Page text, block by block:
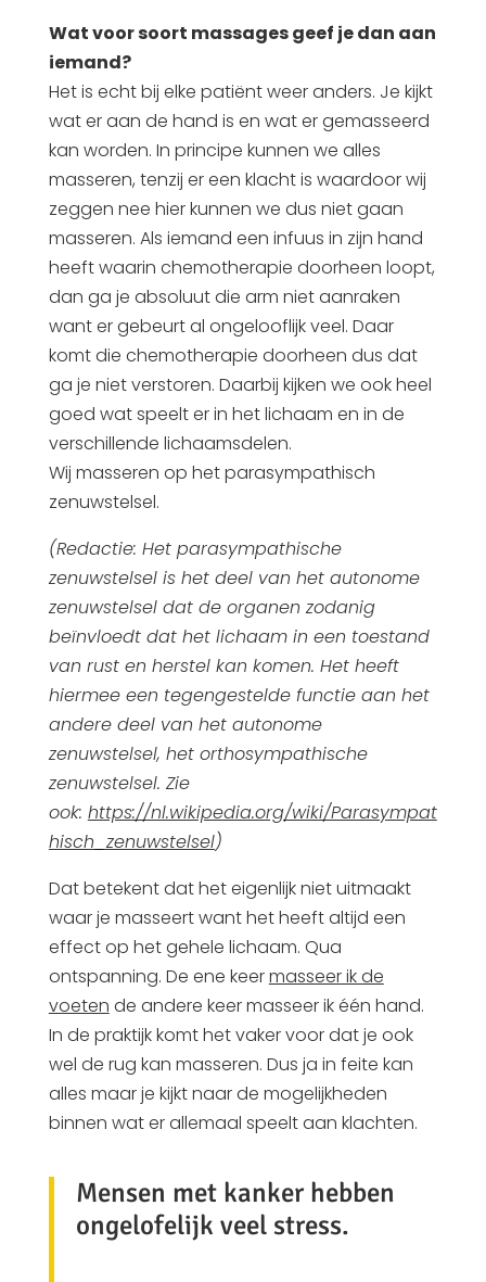
Wat voor soort massages geef je dan aan
iemand?
Het is echt bij elke patiënt weer anders. Je kijkt
wat er aan de hand is en wat er gemasseerd
kan worden. In principe kunnen we alles
masseren, tenzij er een klacht is waardoor wij
zeggen nee hier kunnen we dus niet gaan
masseren. Als iemand een infuus in zijn hand
heeft waarin chemotherapie doorheen loopt,
dan ga je absoluut die arm niet aanraken
want er gebeurt al ongelooflijk veel. Daar
komt die chemotherapie doorheen dus dat
ga je niet verstoren. Daarbij kijken we ook heel
goed wat speelt er in het lichaam en in de
verschillende lichaamsdelen.
Wij masseren op het parasympathisch
zenuwstelsel.
(Redactie: Het parasympathische
zenuwstelsel is het deel van het autonome
zenuwstelsel dat de organen zodanig
beïnvloedt dat het lichaam in een toestand
van rust en herstel kan komen. Het heeft
hiermee een tegengestelde functie aan het
andere deel van het autonome
zenuwstelsel, het orthosympathische
zenuwstelsel. Zie
ook: https://nl.wikipedia.org/wiki/Parasympat
hisch_zenuwstelsel)
Dat betekent dat het eigenlijk niet uitmaakt
waar je masseert want het heeft altijd een
effect op het gehele lichaam. Qua
ontspanning. De ene keermasseer ik de
voeten de andere keer masseer ik één hand.
In de praktijk komt het vaker voor dat je ook
wel de rug kan masseren. Dus ja in feite kan
alles maar je kijkt naar de mogelijkheden
binnen wat er allemaal speelt aan klachten.
Mensen met kanker hebben
ongelofelijk veel stress.